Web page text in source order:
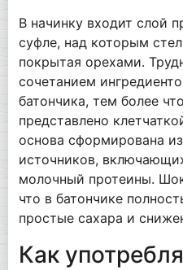
В начинку входит слой
суфле, над которым
покрытая орехами.
сочетанием
батончика, тем более
представлено
основа сформирована
источников,
молочный протеины.
что в батончике
простые сахара и
Как